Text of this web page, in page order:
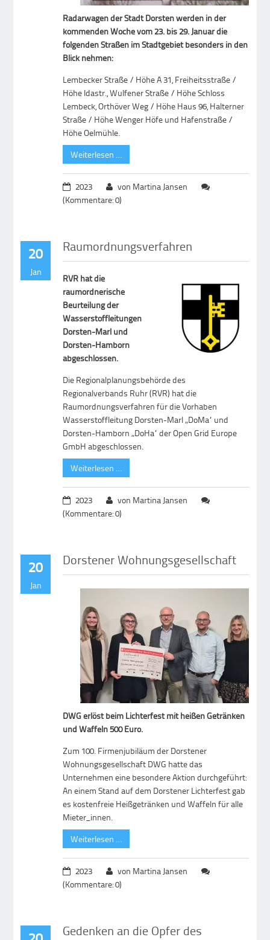
Radarwagen der Stadt Dorsten werden in der
kommenden Woche vom 23. bis 29. Januar die
folgenden Straßen im Stadtgebiet besonders in den
Blick nehmen:
Lembecker Straße / Höhe A 31, Freiheitsstraße /
Höhe Idastr., Wulfener Straße / Höhe Schloss
Lembeck, Orthöver Weg / Höhe Haus 96, Halterner
Straße / Höhe Wenger Höfe und Hafenstraße /
Höhe Oelmühle.
Weiterlesen …
2023
von Martina Jansen
(Kommentare: 0)
20
Jan
Raumordnungsverfahren
RVR hat die
raumordnerische
Beurteilung der
Wasserstoffleitungen
Dorsten-Marl und
Dorsten-Hamborn
abgeschlossen.
Die Regionalplanungsbehörde des
Regionalverbands Ruhr (RVR) hat die
Raumordnungsverfahren für die Vorhaben
Wasserstoffleitung Dorsten-Marl „DoMa“ und
Dorsten-Hamborn „DoHa“ der Open Grid Europe
GmbH abgeschlossen.
Weiterlesen …
2023
von Martina Jansen
(Kommentare: 0)
20
Jan
Dorstener Wohnungsgesellschaft
DWG erlöst beim Lichterfest mit heißen Getränken
und Waffeln 500 Euro.
Zum 100. Firmenjubiläum der Dorstener
Wohnungsgesellschaft DWG hatte das
Unternehmen eine besondere Aktion durchgeführt:
An einem Stand auf dem Dorstener Lichterfest gab
es kostenfreie Heißgetränken und Waffeln für alle
Mieter_innen.
Weiterlesen …
2023
von Martina Jansen
(Kommentare: 0)
Gedenken an die Opfer des